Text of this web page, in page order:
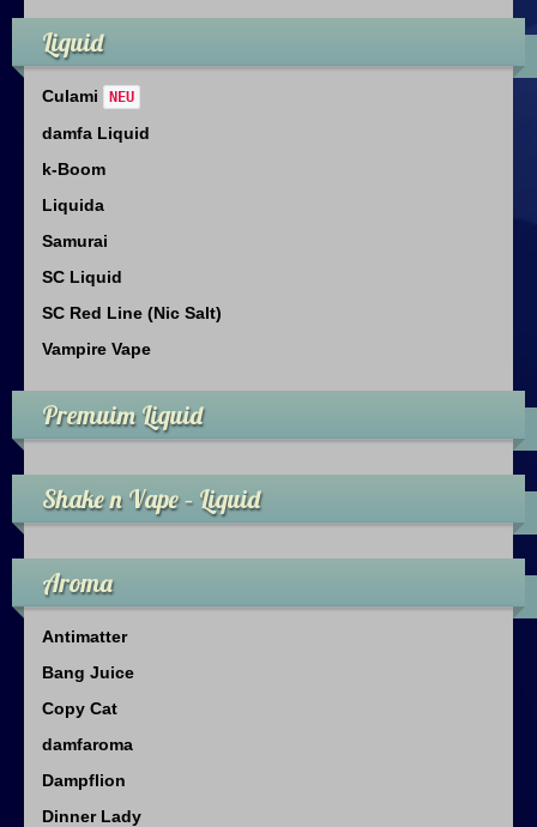
Sicherheitshinweise
Kontakt
Liquid
Culami NEU
damfa Liquid
k-Boom
Liquida
Samurai
SC Liquid
SC Red Line (Nic Salt)
Vampire Vape
Premuim Liquid
Shake n Vape – Liquid
Aroma
Antimatter
Bang Juice
Copy Cat
damfaroma
Dampflion
Dinner Lady